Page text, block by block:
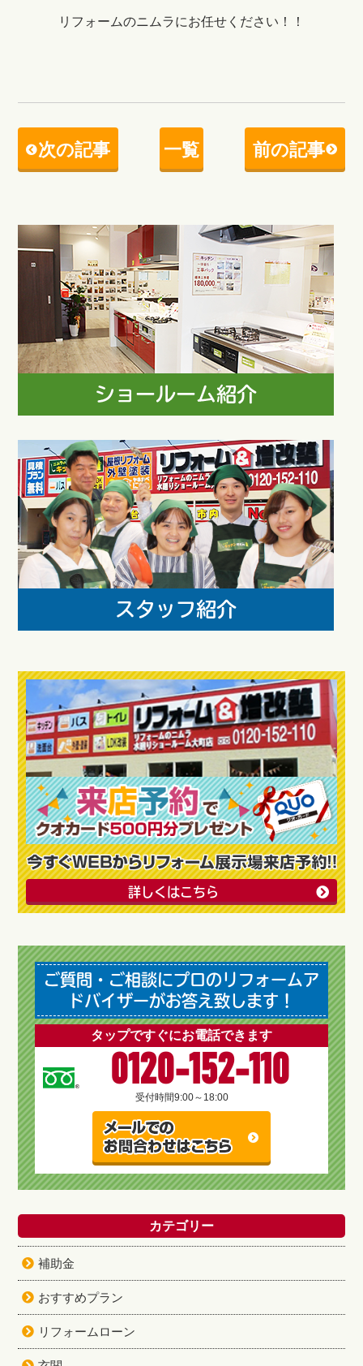
リフォームのニムラにお任せください！！
次の記事 一覧 前の記事
詳しくはこちら
ご質問・ご相談にプロのリフォームア
ドバイザーがお答え致します！
タップですぐにお電話できます
0120-152-110
受付時間9:00～18:00
カテゴリー
補助金
おすすめプラン
リフォームローン